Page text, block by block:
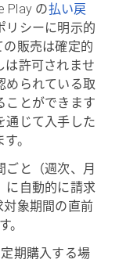
Play の払い戻
リシーに明示的
の販売は確定的
は許可されませ
められている取
ことができます
通じて入手した
。
ごと（週次、月
に自動的に請求
対象期間の直前
。
期購入する場